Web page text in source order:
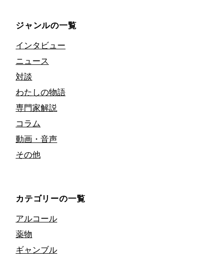
ジャンルの一覧
インタビュー
ニュース
対談
わたしの物語
専門家解説
コラム
動画・音声
その他
カテゴリーの一覧
アルコール
薬物
ギャンブル